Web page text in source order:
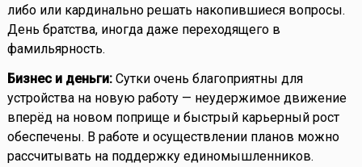
либо или кардинально решать накопившиеся вопросы.
День братства, иногда даже переходящего в
фамильярность.
Бизнес и деньги:Сутки очень благоприятны для
устройства на новую работу — неудержимое движение
вперёд на новом поприще и быстрый карьерный рост
обеспечены. В работе и осуществлении планов можно
рассчитывать на поддержку единомышленников.